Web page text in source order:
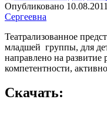
Опубликовано
Сергеевна
Театрализованное
младшей группы, для
направлено на
компетентности,
Скачать: